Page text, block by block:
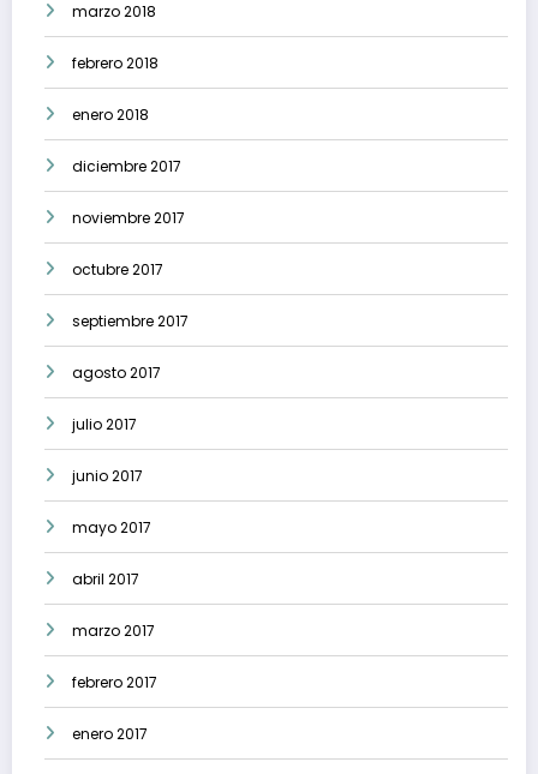
marzo 2018
febrero 2018
enero 2018
diciembre 2017
noviembre 2017
octubre 2017
septiembre 2017
agosto 2017
julio 2017
junio 2017
mayo 2017
abril 2017
marzo 2017
febrero 2017
enero 2017